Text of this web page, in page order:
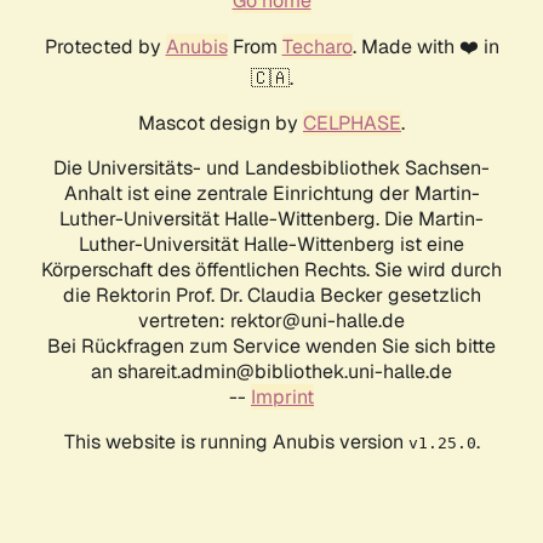
Protected by AnubisFrom Techaro. Made with ❤️ in
🇨🇦.
Mascot design by CELPHASE.
Die Universitäts- und Landesbibliothek Sachsen-
Anhalt ist eine zentrale Einrichtung der Martin-
Luther-Universität Halle-Wittenberg. Die Martin-
Luther-Universität Halle-Wittenberg ist eine
Körperschaft des öffentlichen Rechts. Sie wird durch
die Rektorin Prof. Dr. Claudia Becker gesetzlich
vertreten: rektor@uni-halle.de
Bei Rückfragen zum Service wenden Sie sich bitte
an shareit.admin@bibliothek.uni-halle.de
-- Imprint
This website is running Anubis version v1.25.0.